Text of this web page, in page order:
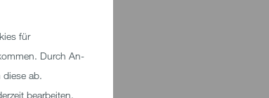
für
Durch An-
diese ab.
bearbeiten.